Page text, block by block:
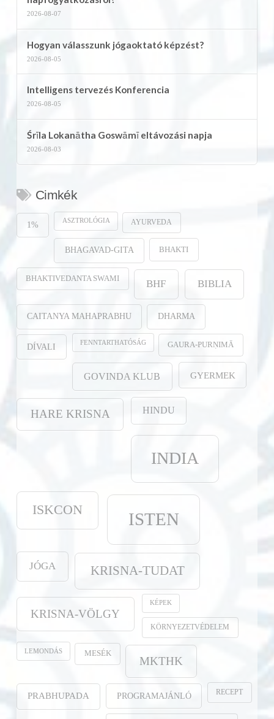
2026-08-07
Hogyan válasszunk jógaoktató képzést?
2026-08-05
Intelligens tervezés Konferencia
2026-08-05
Śrīla Lokanātha Goswāmī eltávozási napja
2026-08-03
Cimkék
1% ASZTROLÓGIA AYURVEDA
BHAGAVAD-GITA BHAKTI
BHAKTIVEDANTA SWAMI BHF BIBLIA
CAITANYA MAHAPRABHU DHARMA
DÍVALI FENNTARTHATÓSÁG GAURA-PURṆIMĀ
GOVINDA KLUB GYERMEK
HARE KRISNA HINDU
INDIA
ISKCON ISTEN
JÓGA KRISNA-TUDAT
KRISNA-VÖLGY
KÉPEK
KÖRNYEZETVÉDELEM
LEMONDÁS MESÉK
MKTHK
PRABHUPADA PROGRAMAJÁNLÓ RECEPT